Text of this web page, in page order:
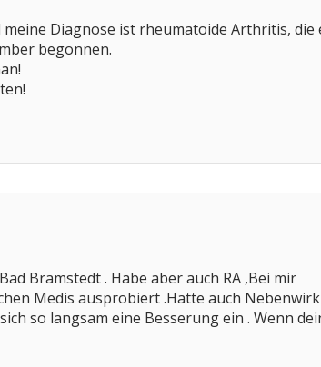
Diagnose ist rheumatoide Arthritis,
begonnen.
Bramstedt . Habe aber auch RA ,Bei mir
Medis ausprobiert .Hatte auch
so langsam eine Besserung ein . Wenn